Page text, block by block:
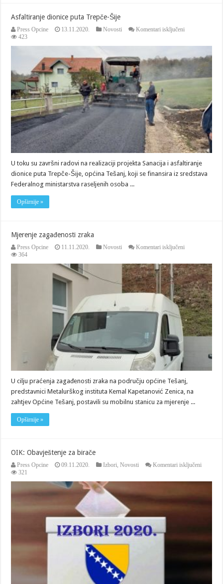
Asfaltiranje dionice puta Trepče-Šije
Press Opcine 13.11.2020. Novosti Komentari isključeni
Trepče-
423
U toku su završni radovi na realizaciji projekta Sanacija i asfaltiranje
dionice puta Trepče-Šije, općina Tešanj, koji se finansira iz sredstava
Federalnog ministarstva raseljenih osoba ...
Opširnije »
Mjerenje zagađenosti zraka
Press Opcine 11.11.2020. Novosti Komentari isključeni
zraka
364
U cilju praćenja zagađenosti zraka na području općine Tešanj,
predstavnici Metalurškog instituta Kemal Kapetanović Zenica, na
zahtjev Općine Tešanj, postavili su mobilnu stanicu za mjerenje ...
Opširnije »
OIK: Obavještenje za birače
Press Opcine 09.11.2020. Izbori ,Novosti Komentari isključeni
321